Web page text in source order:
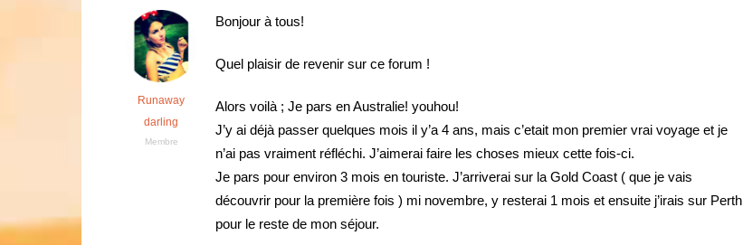
Runaway
darling
Membre
Bonjour à tous!
Quel plaisir de revenir sur ce forum !
Alors voilà ; Je pars en Australie! youhou!
J’y ai déjà passer quelques mois il y’a 4 ans, mais c’etait mon premier vrai voyage et je
n’ai pas vraiment réfléchi. J’aimerai faire les choses mieux cette fois-ci.
Je pars pour environ 3 mois en touriste. J’arriverai sur la Gold Coast ( que je vais
découvrir pour la première fois ) mi novembre, y resterai 1 mois et ensuite j’irais sur Perth
pour le reste de mon séjour.